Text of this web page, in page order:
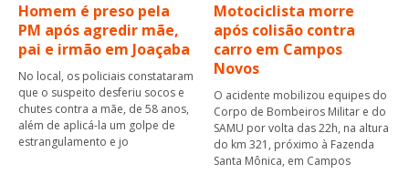
Homem é preso pela
PM após agredir mãe,
pai e irmão em Joaçaba
No local, os policiais constataram
que o suspeito desferiu socos e
chutes contra a mãe, de 58 anos,
além de aplicá-la um golpe de
estrangulamento e jo
Motociclista morre
após colisão contra
carro em Campos
Novos
O acidente mobilizou equipes do
Corpo de Bombeiros Militar e do
SAMU por volta das 22h, na altura
do km 321, próximo à Fazenda
Santa Mônica, em Campos